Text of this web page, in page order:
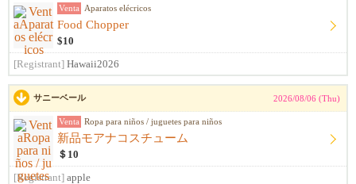
Venta Aparatos elécricos
Food Chopper
$10
[Registrant] Hawaii2026
サニーベール 2026/08/06 (Thu)
Venta Ropa para niños / juguetes para niños
新品モアナコスチューム
＄10
[Registrant] apple